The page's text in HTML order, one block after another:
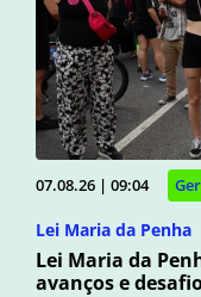
07.08.26 | 09:04
Lei Maria da Penha
Lei Maria da
avanços e